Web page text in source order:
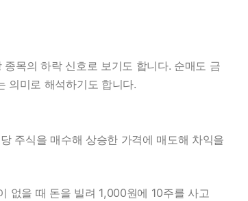
목의 하락 신호로 보기도 합니다. 순매도 금
의미로 해석하기도 합니다.
주식을 매수해 상승한 가격에 매도해 차익을
없을 때 돈을 빌려 1,000원에 10주를 사고